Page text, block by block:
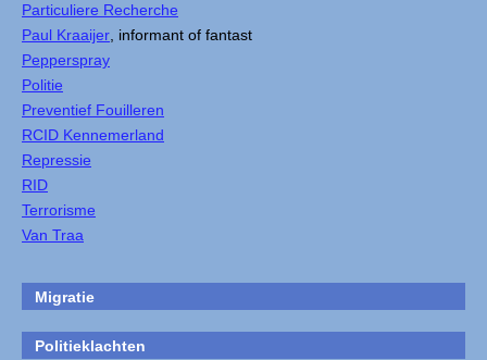
Particuliere Recherche
Paul Kraaijer , informant of fantast
Pepperspray
Politie
Preventief Fouilleren
RCID Kennemerland
Repressie
RID
Terrorisme
Van Traa
Migratie
Politieklachten